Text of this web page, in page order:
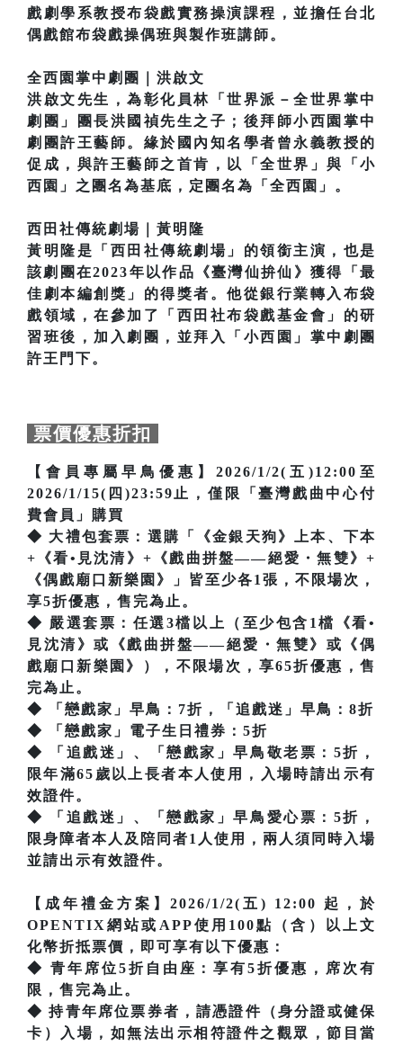
戲劇學系教授布袋戲實務操演課程，並擔任台北
偶戲館布袋戲操偶班與製作班講師。
全西園掌中劇團｜洪啟文
洪啟文先生，為彰化員林「世界派－全世界掌中
劇團」團長洪國禎先生之子；後拜師小西園掌中
劇團許王藝師。緣於國內知名學者曾永義教授的
促成，與許王藝師之首肯，以「全世界」與「小
西園」之團名為基底，定團名為「全西園」。
西田社傳統劇場｜黃明隆
黃明隆是「西田社傳統劇場」的領銜主演，也是
該劇團在2023年以作品《臺灣仙拚仙》獲得「最
佳劇本編創獎」的得獎者。他從銀行業轉入布袋
戲領域，在參加了「西田社布袋戲基金會」的研
習班後，加入劇團，並拜入「小西園」掌中劇團
許王門下。
票價優惠折扣
【會員專屬早鳥優惠】2026/1/2(五)12:00至
2026/1/15(四)23:59止，僅限「臺灣戲曲中心付
費會員」購買
◆ 大禮包套票：選購「《金銀天狗》上本、下本
+《看•見沈清》+《戲曲拼盤——絕愛・無雙》+
《偶戲廟口新樂園》」皆至少各1張，不限場次，
享5折優惠，售完為止。
◆ 嚴選套票：任選3檔以上（至少包含1檔《看•
見沈清》或《戲曲拼盤——絕愛・無雙》或《偶
戲廟口新樂園》），不限場次，享65折優惠，售
完為止。
◆ 「戀戲家」早鳥：7折，「追戲迷」早鳥：8折
◆ 「戀戲家」電子生日禮券：5折
◆ 「追戲迷」、「戀戲家」早鳥敬老票：5折，
限年滿65歲以上長者本人使用，入場時請出示有
效證件。
◆ 「追戲迷」、「戀戲家」早鳥愛心票：5折，
限身障者本人及陪同者1人使用，兩人須同時入場
並請出示有效證件。
【成年禮金方案】2026/1/2(五) 12:00 起，於
OPENTIX網站或APP使用100點（含）以上文
化幣折抵票價，即可享有以下優惠：
◆ 青年席位5折自由座：享有5折優惠，席次有
限，售完為止。
◆ 持青年席位票券者，請憑證件（身分證或健保
卡）入場，如無法出示相符證件之觀眾，節目當